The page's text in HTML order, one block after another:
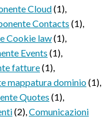
Cloud(1),
Contacts (1),
Cookie law(1),
Events (1),
fatture(1),
mappatura dominio(1),
Quotes (1),
(2),Comunicazioni